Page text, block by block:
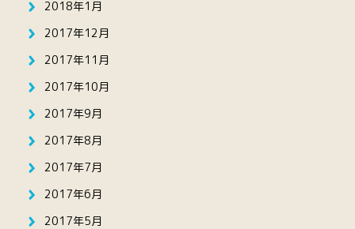
2018年1月
2017年12月
2017年11月
2017年10月
2017年9月
2017年8月
2017年7月
2017年6月
2017年5月